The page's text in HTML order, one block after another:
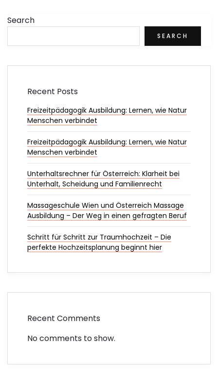
Search
SEARCH
Recent Posts
Freizeitpädagogik Ausbildung: Lernen, wie Natur
Menschen verbindet
Freizeitpädagogik Ausbildung: Lernen, wie Natur
Menschen verbindet
Unterhaltsrechner für Österreich: Klarheit bei
Unterhalt, Scheidung und Familienrecht
Massageschule Wien und Österreich Massage
Ausbildung – Der Weg in einen gefragten Beruf
Schritt für Schritt zur Traumhochzeit – Die
perfekte Hochzeitsplanung beginnt hier
Recent Comments
No comments to show.